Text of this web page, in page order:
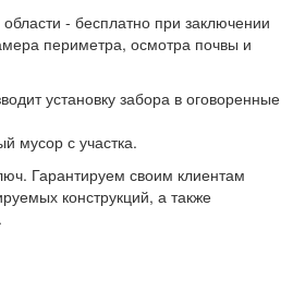
- бесплатно при заключении
периметра, осмотра почвы и
установку забора в оговоренные
мусор с участка.
Гарантируем своим клиентам
конструкций, а также